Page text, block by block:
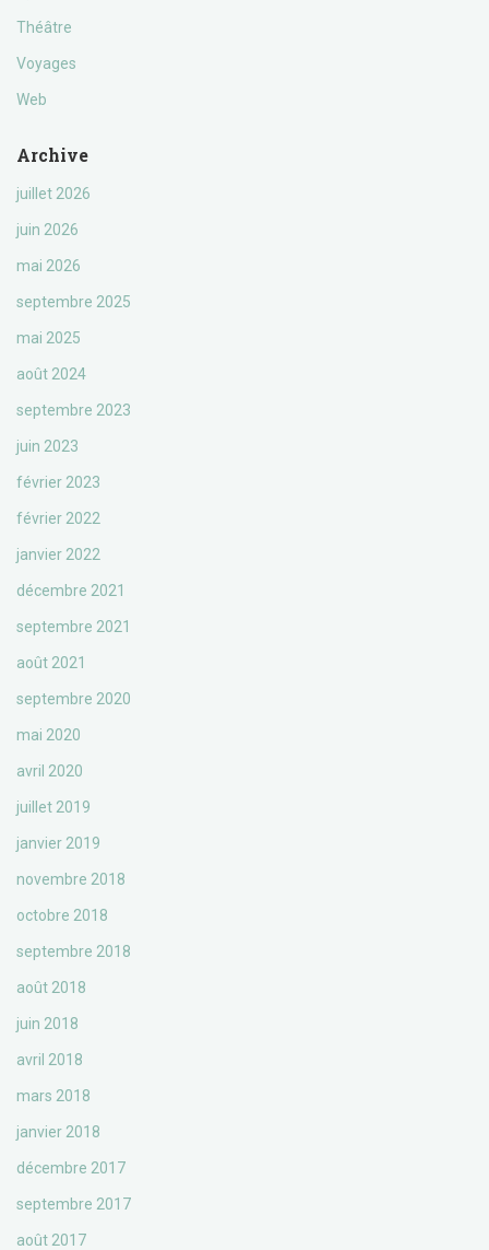
Théâtre
Voyages
Web
Archive
juillet 2026
juin 2026
mai 2026
septembre 2025
mai 2025
août 2024
septembre 2023
juin 2023
février 2023
février 2022
janvier 2022
décembre 2021
septembre 2021
août 2021
septembre 2020
mai 2020
avril 2020
juillet 2019
janvier 2019
novembre 2018
octobre 2018
septembre 2018
août 2018
juin 2018
avril 2018
mars 2018
janvier 2018
décembre 2017
septembre 2017
août 2017